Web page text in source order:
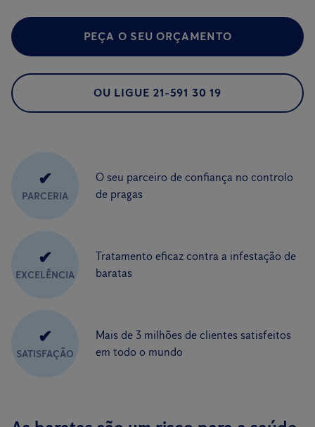
PEÇA O SEU ORÇAMENTO
OU LIGUE 21-591 30 19
✔
PARCERIA
O seu parceiro de confiança no controlo
de pragas
✔
EXCELÊNCIA
Tratamento eficaz contra a infestação de
baratas
✔
SATISFAÇÃO
Mais de 3 milhões de clientes satisfeitos
em todo o mundo